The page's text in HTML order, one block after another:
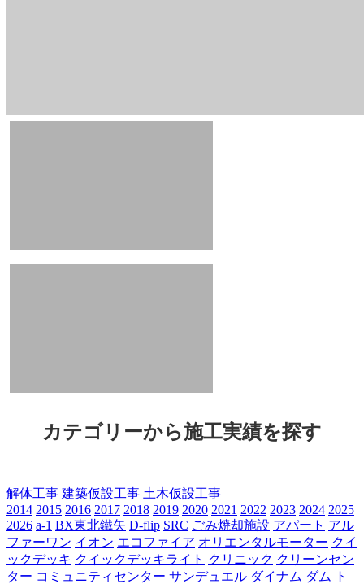
カテゴリーから施工実績を探す
解体工事 建築仮設工事 土木仮設工事
2014 2015 2016 2017 2018 2019 2020 2021 2022 2023 2024 2025
2026 a-1 BX東北鐵矢 D-flip SRC ごみ焼却施設 アパート アル
ファーワン イオン エコファイア オリエンタルモーター クイ
ックデッキ クイックデッキライト クリニック クリーンセン
ター コミュニティセンター サンデュエル ダイナム ダム
ト